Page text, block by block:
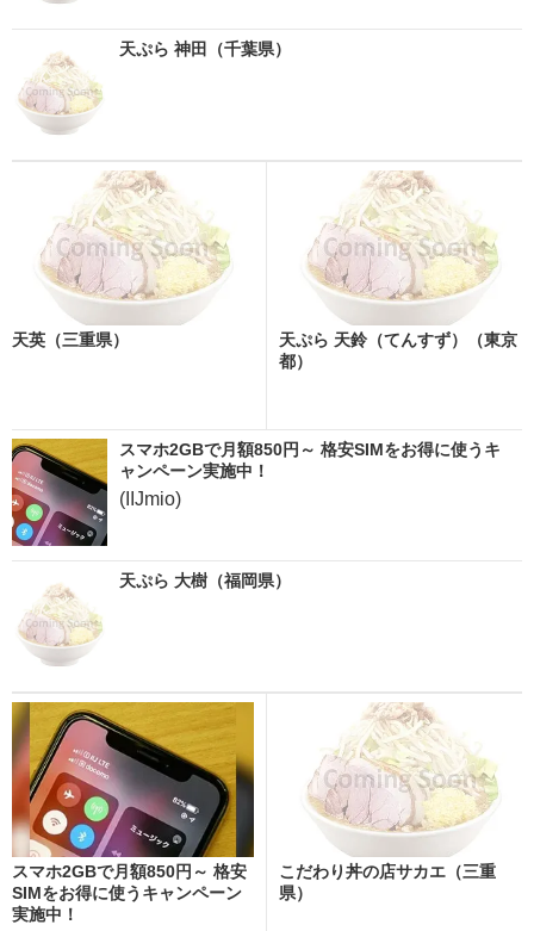
天ぷら 神田（千葉県）
天英（三重県）
天ぷら 天鈴（てんすず）（東京
都）
スマホ2GBで月額850円～ 格安SIMをお得に使うキ
ャンペーン実施中！
(IIJmio)
天ぷら 大樹（福岡県）
スマホ2GBで月額850円～ 格安
SIMをお得に使うキャンペーン
実施中！
こだわり丼の店サカエ（三重
県）